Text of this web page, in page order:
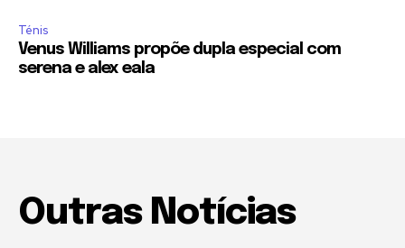
Ténis
Venus Williams propõe dupla especial com
serena e alex eala
Outras Notícias